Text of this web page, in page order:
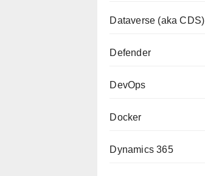
Dataverse (aka CDS)
Defender
DevOps
Docker
Dynamics 365